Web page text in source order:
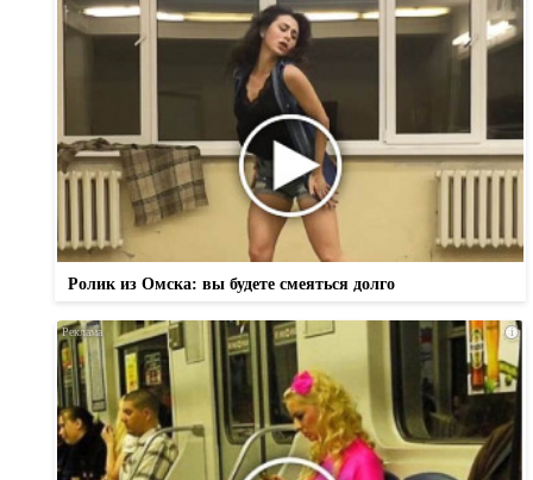
Ролик из Омска: вы будете смеяться долго
i